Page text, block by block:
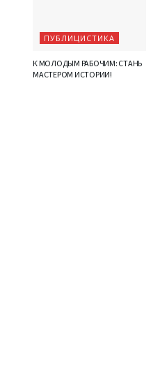
ПУБЛИЦИСТИКА
К МОЛОДЫМ РАБОЧИМ: СТАНЬ
МАСТЕРОМ ИСТОРИИ!